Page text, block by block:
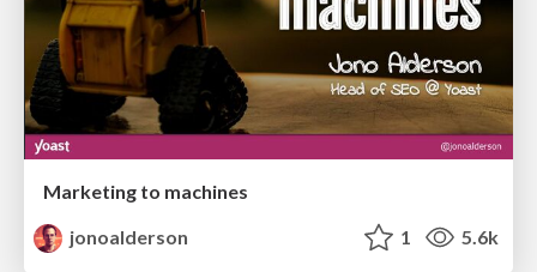
Marketing to machines
jonoalderson
1 5.6k